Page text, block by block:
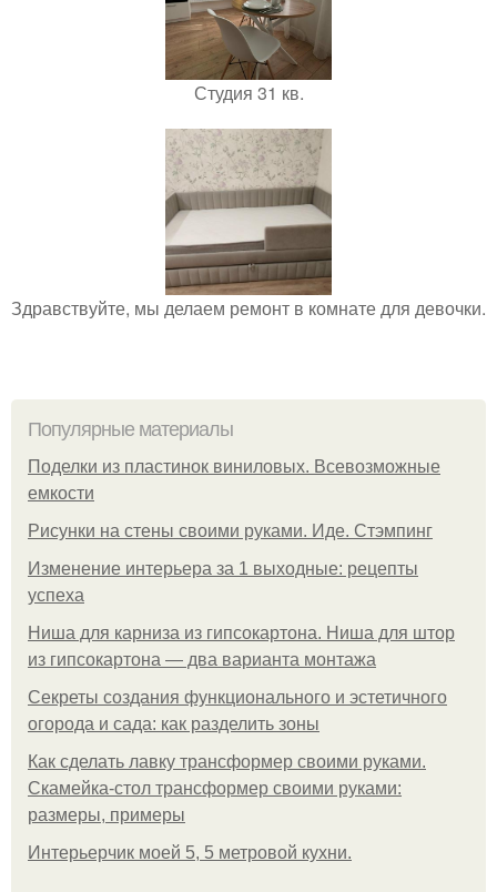
Студия 31 кв.
Здравствуйте, мы делаем ремонт в комнате для девочки.
Популярные материалы
Поделки из пластинок виниловых. Всевозможные
емкости
Рисунки на стены своими руками. Иде. Стэмпинг
Изменение интерьера за 1 выходные: рецепты
успеха
Ниша для карниза из гипсокартона. Ниша для штор
из гипсокартона — два варианта монтажа
Секреты создания функционального и эстетичного
огорода и сада: как разделить зоны
Как сделать лавку трансформер своими руками.
Скамейка-стол трансформер своими руками:
размеры, примеры
Интерьерчик моей 5, 5 метровой кухни.